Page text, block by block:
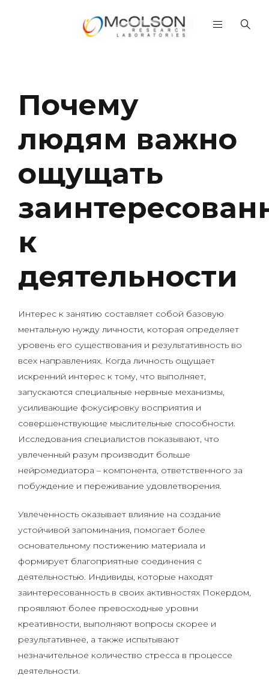
Почему
людям важно
ощущать
к
деятельности
Интерес к занятию составляет собой базовую
ментальную нужду личности, которая определяет
уровень его существования и результативность во
всех направлениях. Когда личность ощущает
искренний интерес к тому, что выполняет,
запускаются специальные нервные механизмы,
усиливающие фокусировку восприятия и
совершенствующие мыслительные способности.
Исследования специалистов показывают, что
увлеченный разум производит больше
нейромедиатора – компонента, ответственного за
побуждение и переживание удовлетворения.
Увлеченность оказывает влияние на создание
устойчивой запоминания, помогает более
основательному постижению материала и
формирует благоприятные соединения с
деятельностью. Индивиды, которые находят
заинтересованность в своих активностях Покердом,
проявляют более превосходные уровни
креативности, выполняют вопросы скорее и
результативнее, а также испытывают
незначительное количество стресса в процессе
деятельности.